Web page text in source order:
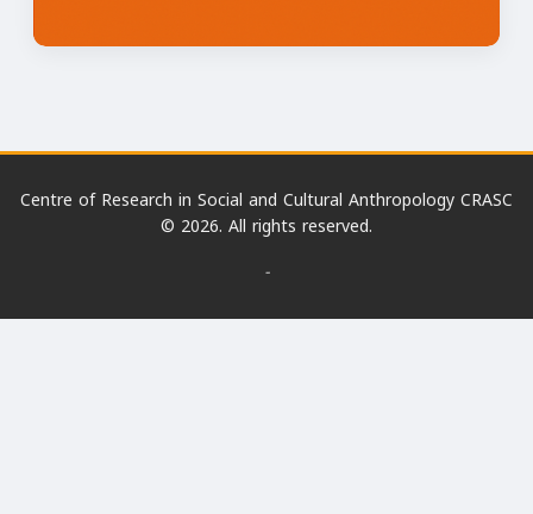
Centre of Research in Social and Cultural Anthropology CRASC
© 2026. All rights reserved.
-